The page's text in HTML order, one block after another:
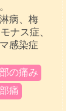
病、梅
ナス症、
感染症
の痛み
痛